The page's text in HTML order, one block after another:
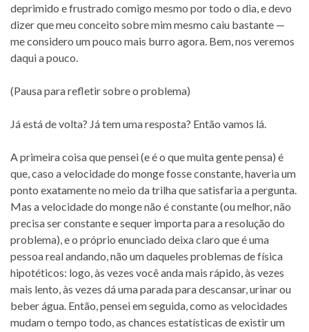
deprimido e frustrado comigo mesmo por todo o dia, e devo
dizer que meu conceito sobre mim mesmo caiu bastante —
me considero um pouco mais burro agora. Bem, nos veremos
daqui a pouco.
(Pausa para refletir sobre o problema)
Já está de volta? Já tem uma resposta? Então vamos lá.
A primeira coisa que pensei (e é o que muita gente pensa) é
que, caso a velocidade do monge fosse constante, haveria um
ponto exatamente no meio da trilha que satisfaria a pergunta.
Mas a velocidade do monge não é constante (ou melhor, não
precisa ser constante e sequer importa para a resolução do
problema), e o próprio enunciado deixa claro que é uma
pessoa real andando, não um daqueles problemas de física
hipotéticos: logo, às vezes você anda mais rápido, às vezes
mais lento, às vezes dá uma parada para descansar, urinar ou
beber água. Então, pensei em seguida, como as velocidades
mudam o tempo todo, as chances estatísticas de existir um